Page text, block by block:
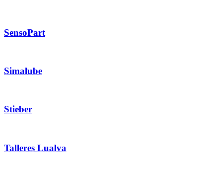
SensoPart
Simalube
Stieber
Talleres Lualva